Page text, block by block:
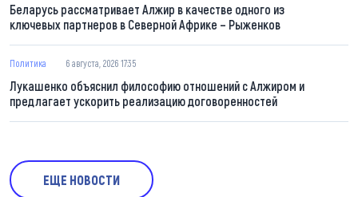
Беларусь рассматривает Алжир в качестве одного из
ключевых партнеров в Северной Африке – Рыженков
Политика 6 августа, 2026 17:35
Лукашенко объяснил философию отношений с Алжиром и
предлагает ускорить реализацию договоренностей
ЕЩЕ НОВОСТИ